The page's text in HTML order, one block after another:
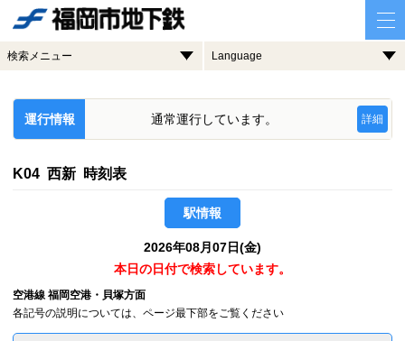
検索メニュー Language
運行情報 通常運行しています。 詳細
K04 西新 時刻表
駅情報
2026年08月07日(金)
本日の日付で検索しています。
空港線 福岡空港・貝塚方面
各記号の説明については、ページ最下部をご覧ください